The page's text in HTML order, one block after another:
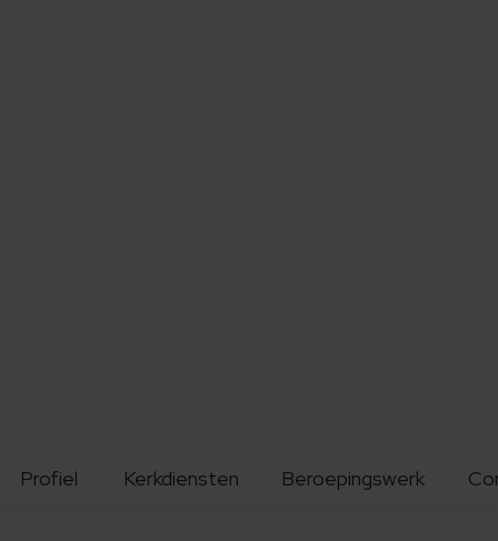
Profiel Kerkdiensten Beroepingswerk